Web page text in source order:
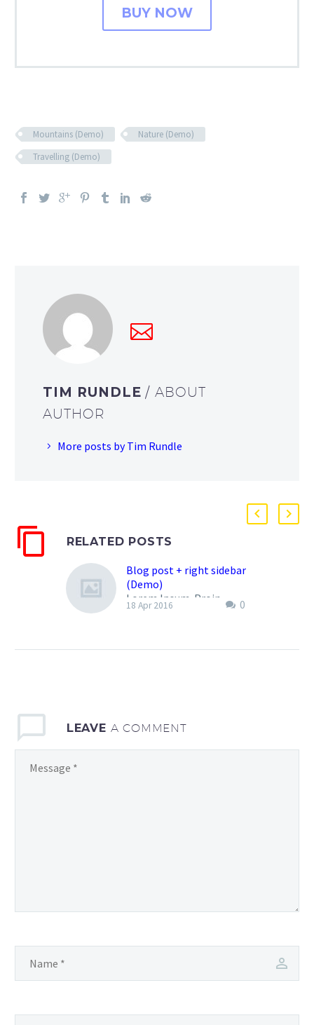
BUY NOW
Mountains (Demo)
Nature (Demo)
Travelling (Demo)
TIM RUNDLE / ABOUT
AUTHOR
More posts by Tim Rundle
RELATED POSTS
Blog post + right sidebar
(Demo)
Lorem Ipsum. Proin
gravida nibh vel velit
bibendum auctor, nisi elit
0
18 Apr 2016
LEAVE A COMMENT